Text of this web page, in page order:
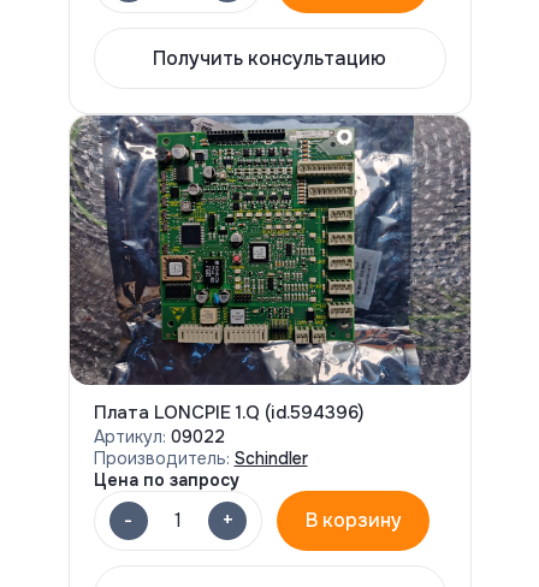
Получить консультацию
Плата LONCPIE 1.Q (id.594396)
Артикул: 09022
Производитель: Schindler
Цена по запросу
- 1 + В корзину